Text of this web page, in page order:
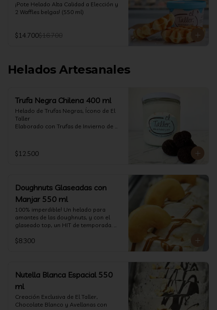
¡Pote Helado Alta Calidad a Elección y
2 Waffles belgas! (550 ml)
$14.700$16.700
Helados Artesanales
Trufa Negra Chilena 400 ml
Helado de Trufas Negras, Ícono de El
Taller
Elaborado con Trufas de Invierno de
cremoso y con un delicado proceso
para obtener una experiencia
esta Edición es muy Limitada,
aproveche ya de vivir esta fantástica
experiencia!!
Ya disponible en www.eltallerchile.cl
$12.500
Doughnuts Glaseadas con
Manjar 550 ml
100% imperdible! Un helado para
amantes de las doughnuts, y con el
glaseado top, un HIT de temporada.
$8.300
Nutella Blanca Espacial 550
ml
Creación Exclusiva de El Taller,
Chocolate Blanco y Avellanas con